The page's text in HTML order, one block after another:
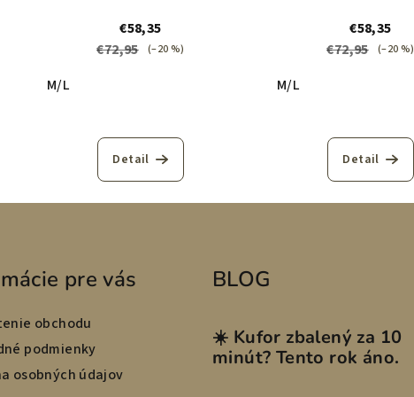
€58,35
€72,95
(–20 %)
M/L
Detail
€58,35
€72,95
(–20 %)
M/L
Detail
pre vás
obchodu
podmienky
osobných údajov
BLOG
☀️ Kufor zbalený za 10
minút? Tento rok áno.